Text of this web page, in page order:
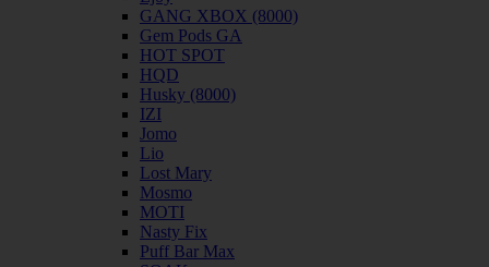
GANG XBOX (8000)
Gem Pods GA
HOT SPOT
HQD
Husky (8000)
IZI
Jomo
Lio
Lost Mary
Mosmo
MOTI
Nasty Fix
Puff Bar Max